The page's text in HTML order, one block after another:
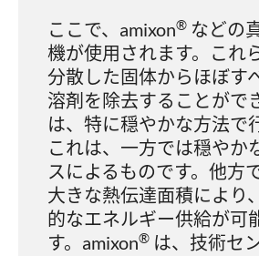
ここで、amixon® などの
機が使用されます。これ
分散した固体からほぼす
溶剤を除去することがで
は、特に穏やかな方法で
これは、一方では穏やか
スによるものです。他方
大きな熱伝達面積により
的なエネルギー供給が可
す。amixon® は、技術セ